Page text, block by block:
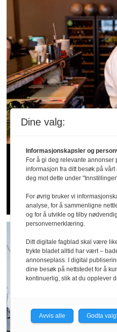
bekymret
Dine valg:
Informasjonskapsler og
For å gi deg relevante annonser
informasjon fra ditt besøk på
deg mot dette under
For øvrig bruker vi
analyse, for å sammenligne
og for å utvikle og tilby
personvernerklæring.
Ditt digitale fagblad skal være
trykte bladet alltid har vært –
annonseplass. I digital
dine besøk på nettstedet for å
kontinuerlig, slik at du opplever
Avvis alle Godta